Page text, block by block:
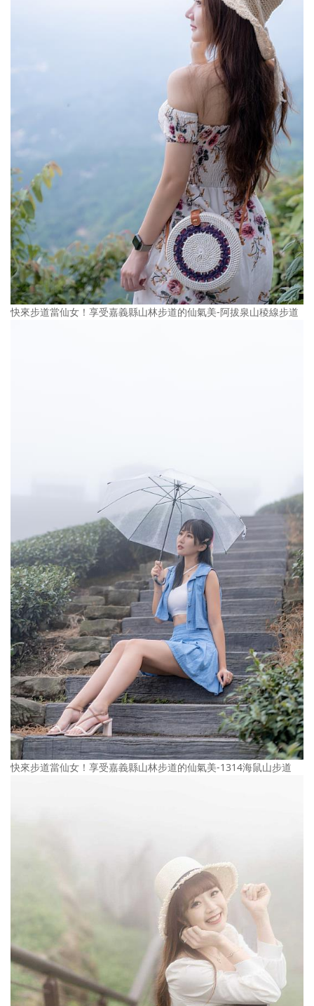
快來步道當仙女！享受嘉義縣山林步道的仙氣美-阿拔泉山稜線步道
快來步道當仙女！享受嘉義縣山林步道的仙氣美-1314海鼠山步道